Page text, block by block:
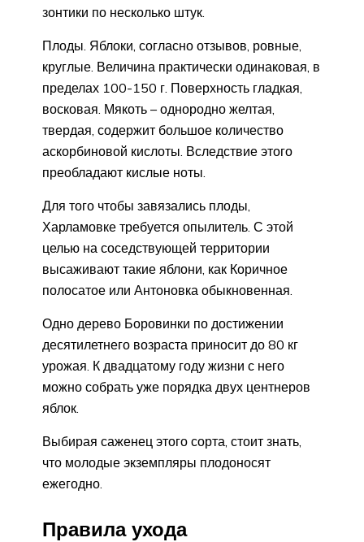
зонтики по несколько штук.
Плоды. Яблоки, согласно отзывов, ровные,
круглые. Величина практически одинаковая, в
пределах 100-150 г. Поверхность гладкая,
восковая. Мякоть – однородно желтая,
твердая, содержит большое количество
аскорбиновой кислоты. Вследствие этого
преобладают кислые ноты.
Для того чтобы завязались плоды,
Харламовке требуется опылитель. С этой
целью на соседствующей территории
высаживают такие яблони, как Коричное
полосатое или Антоновка обыкновенная.
Одно дерево Боровинки по достижении
десятилетнего возраста приносит до 80 кг
урожая. К двадцатому году жизни с него
можно собрать уже порядка двух центнеров
яблок.
Выбирая саженец этого сорта, стоит знать,
что молодые экземпляры плодоносят
ежегодно.
Правила ухода